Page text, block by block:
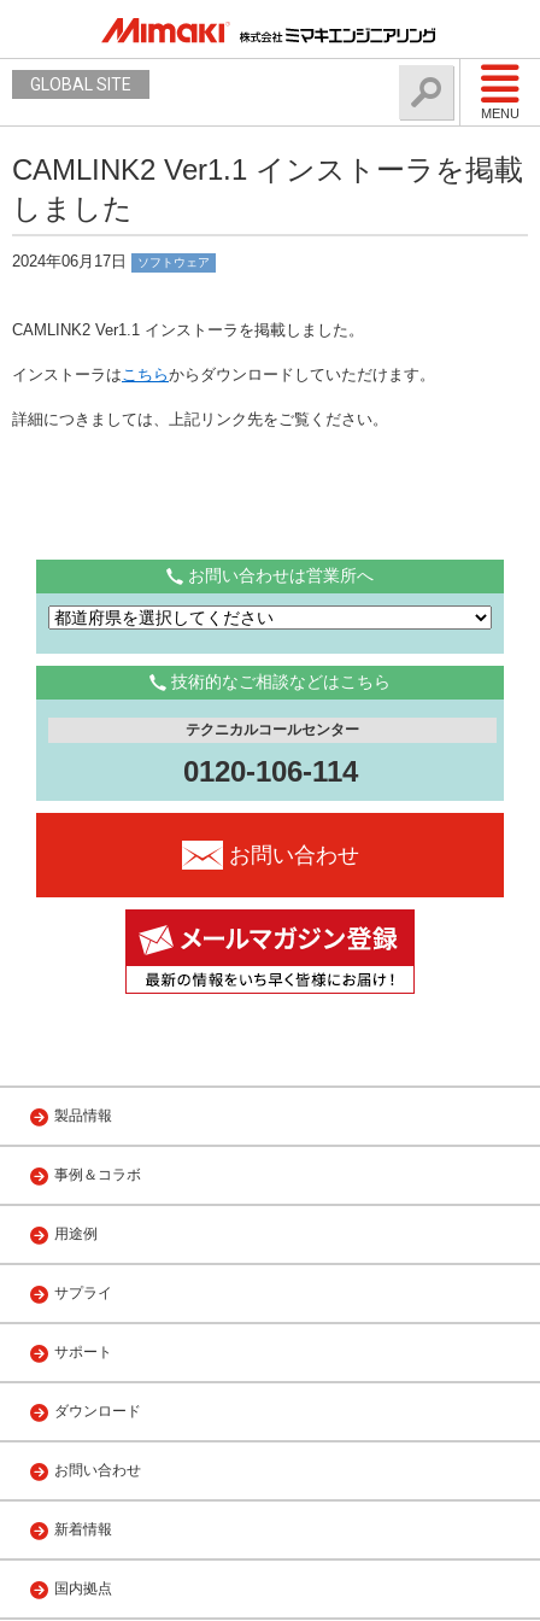
MENU
GLOBAL SITE
CAMLINK2 Ver1.1 インストーラを掲載
しました
2024年06月17日 ソフトウェア
CAMLINK2 Ver1.1 インストーラを掲載しました。
インストーラはこちらからダウンロードしていただけます。
詳細につきましては、上記リンク先をご覧ください。
お問い合わせは営業所へ
技術的なご相談などはこちら
テクニカルコールセンター
0120-106-114
お問い合わせ
製品情報
事例＆コラボ
用途例
サプライ
サポート
ダウンロード
お問い合わせ
新着情報
国内拠点